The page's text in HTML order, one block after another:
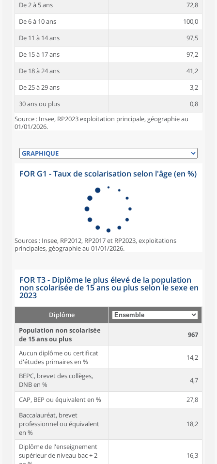
De 2 à 5 ans
72,8
De 6 à 10 ans
100,0
De 11 à 14 ans
97,5
De 15 à 17 ans
97,2
De 18 à 24 ans
41,2
De 25 à 29 ans
3,2
30 ans ou plus
0,8
Source : Insee, RP2023 exploitation principale, géographie au
01/01/2026.
FOR G1 - Taux de scolarisation selon l'âge (en %)
Sources : Insee, RP2012, RP2017 et RP2023, exploitations
principales, géographie au 01/01/2026.
FOR T3 - Diplôme le plus élevé de la population
non scolarisée de 15 ans ou plus selon le sexe en
2023
Diplôme
Population non scolarisée
de 15 ans ou plus
967
Aucun diplôme ou certificat
d'études primaires en %
14,2
BEPC, brevet des collèges,
DNB en %
4,7
CAP, BEP ou équivalent en %
27,8
Baccalauréat, brevet
professionnel ou équivalent
en %
18,2
Diplôme de l'enseignement
supérieur de niveau bac + 2
16,3